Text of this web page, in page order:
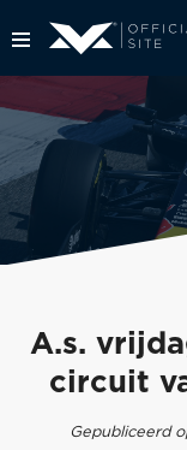
A.s.
circuit
Gepubliceerd